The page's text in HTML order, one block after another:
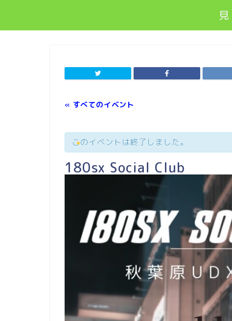
« すべてのイベント
このイベントは終了しました。
180sx Social Club